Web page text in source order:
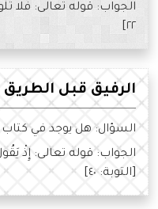
الجواب: قوله تعالى: فَلا
٢٢]
الرفيق قبل الطريق
السؤال: هل يوجد في كتاب
الجواب: قوله تعالى: إِذْ
[التوبة: ٤٠]